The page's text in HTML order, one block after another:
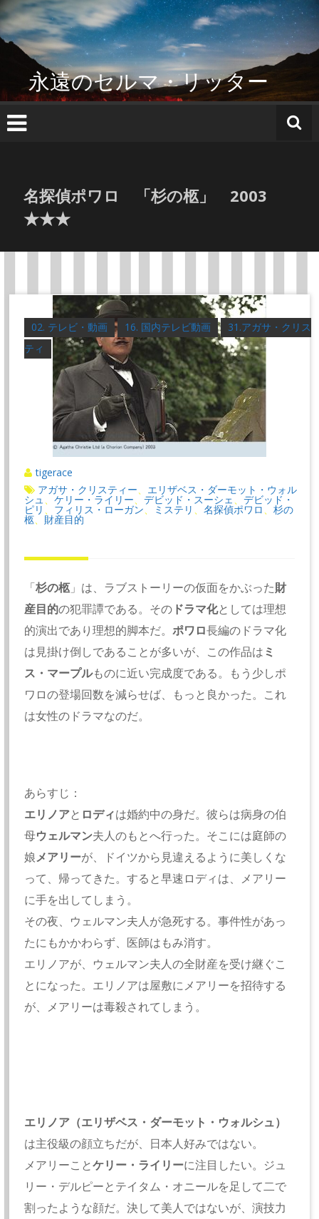
コ
ン
テ
へ
ス
キ
永遠のセルマ・リッター
名探偵ポワロ 「杉の柩」 2003
★★★
02. テレビ・動画 16. 国内テレビ動画
31.アガサ・クリス
ティ
tigerace
アガサ・クリスティー
エリザベス・ダーモット・ウォル
シュ 、ケリー・ライリー 、デビッド・スーシェ 、デビッド・
ピリ フィリス・ローガン ミステリ 、名探偵ポワロ 、杉の
柩 財産目的
「杉の柩」は、ラブストーリーの仮面をかぶった財
産目的の犯罪譚である。その ドラマ化としては理想
的演出であり理想的脚本だ。ポワロ長編のドラマ化
は見掛け倒しであることが多いが、この作品はミ
ス・マープルものに近い完成度である。もう少しポ
ワロの登場回数を減らせば、もっと良かった。これ
は女性のドラマなのだ。
あらすじ：
エリノアと ロディは婚約中の身だ。彼らは病身の伯
母ウェルマン夫人のもとへ行った。そこには庭師の
娘メアリーが、ドイツから見違えるように美しくな
って、帰ってきた。すると早速ロディは、メアリー
に手を出してしまう。
その夜、ウェルマン夫人が急死する。事件性があっ
たにもかかわらず、医師はもみ消す。
エリノアが、ウェルマン夫人の全財産を受け継ぐこ
とになった。エリノアは屋敷にメアリーを招待する
が、メアリーは毒殺されてしまう。
エリノア（エリザベス・ダーモット・ウォルシュ）
は主役級の顔立ちだが、日本人好みではない。
メアリーことケリー・ライリーに注目したい。ジュ
リー・デルピーとテイタム・オニールを足して二で
割ったような顔だ。決して美人ではないが、演技力